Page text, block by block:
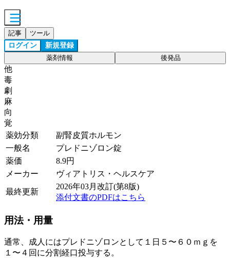
記事 ツール
ログイン 新規登録
薬剤情報 後発品
他
毒
劇
麻
向
覚
薬効分類
副腎皮質ホルモン
一般名
プレドニゾロン錠
薬価
8.9円
メーカー
ヴィアトリス・ヘルスケア
最終更新
2026年03月改訂(第8版)
添付文書のPDFはこちら
用法・用量
通常、成人にはプレドニゾロンとして１日５〜６０ｍｇを
１〜４回に分割経口投与する。